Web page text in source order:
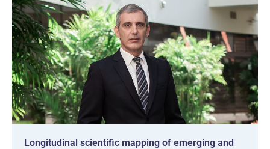
Longitudinal scientific mapping of emerging and